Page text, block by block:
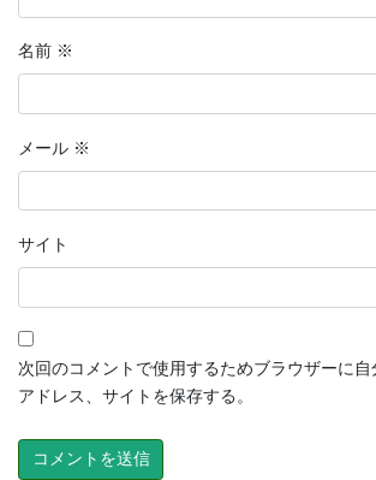
名前 ※
メール ※
サイト
次回のコメントで使用するためブラウザーに
アドレス、サイトを保存する。